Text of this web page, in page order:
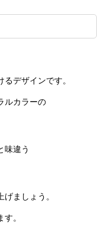
デザインです。
ルカラーの
味違う
げましょう。
す。